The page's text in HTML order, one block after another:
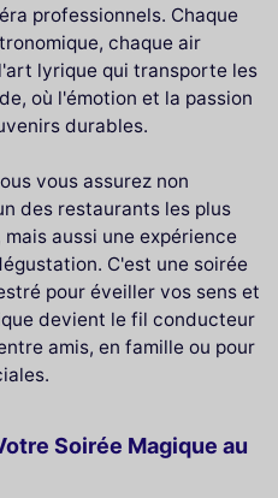
professionnels. Chaque
chaque air
lyrique qui transporte les
où l'émotion et la passion
durables.
vous assurez non
des restaurants les plus
aussi une expérience
C'est une soirée
pour éveiller vos sens et
devient le fil conducteur
amis, en famille ou pour
Soirée Magique au